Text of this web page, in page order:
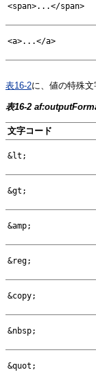
<span>...</span>
<a>...</a>
表16-2に、値の特殊
表16-2
文字コード
&lt;
&gt;
&amp;
&reg;
&copy;
&nbsp;
&quot;